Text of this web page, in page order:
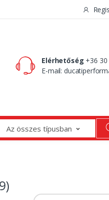
Elérhetőség +36 30
E-mail:
Az összes típusban